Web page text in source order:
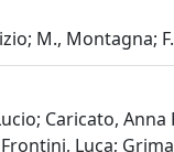
M., Montagna;
Caricato, Anna
Luca;